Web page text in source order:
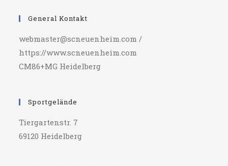
General Kontakt
webmaster@scneuenheim.com /
https://www.scneuenheim.com
CM86+MG Heidelberg
Sportgelände
Tiergartenstr. 7
69120 Heidelberg